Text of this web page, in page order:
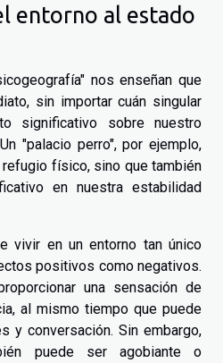
entorno al estado
nos enseñan que
sin importar cuán singular
significativo sobre nuestro
"palacio perro", por ejemplo,
físico, sino que también
en nuestra estabilidad
vivir en un entorno tan único
positivos como negativos.
una sensación de
al mismo tiempo que puede
y conversación. Sin embargo,
puede ser agobiante o